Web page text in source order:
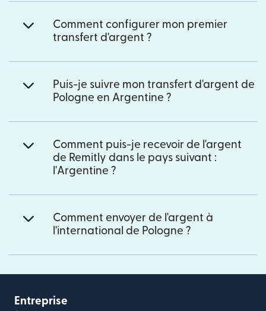
Comment configurer mon premier
transfert d'argent ?
Puis-je suivre mon transfert d'argent de
Pologne en Argentine ?
Comment puis-je recevoir de l'argent
de Remitly dans le pays suivant :
l'Argentine ?
Comment envoyer de l'argent à
l'international de Pologne ?
Entreprise